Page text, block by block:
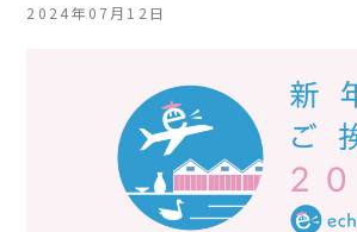
2024年07月12日